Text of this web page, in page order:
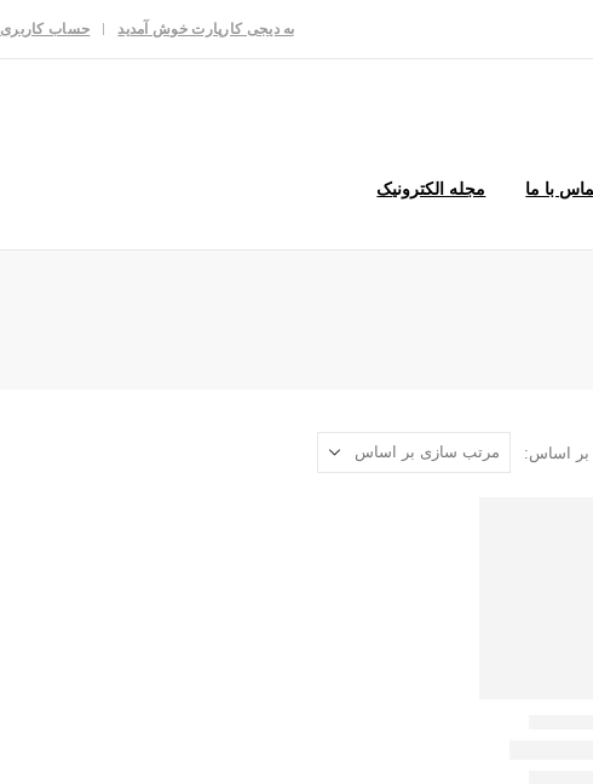
به دیجی کارپارت خوش آمدید حساب کاربری
با ما مجله الکترونیک
اساس: